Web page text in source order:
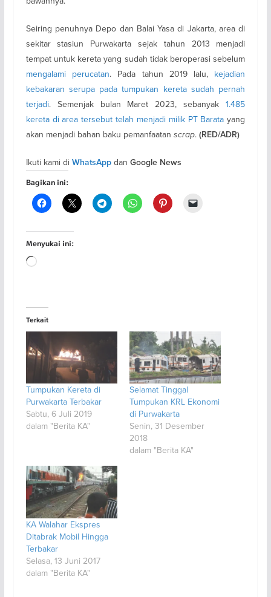
Seiring penuhnya Depo dan Balai Yasa di Jakarta, area di
sekitar stasiun Purwakarta sejak tahun 2013 menjadi
tempat untuk kereta yang sudah tidak beroperasi sebelum
mengalami perucatan. Pada tahun 2019 lalu, kejadian
kebakaran serupa pada tumpukan kereta sudah pernah
terjadi. Semenjak bulan Maret 2023, sebanyak1.485
kereta di area tersebut telah menjadi milik PT Barata yang
akan menjadi bahan baku pemanfaatan scrap. (RED/ADR)
Ikuti kami di WhatsAppdan Google News
Bagikan ini:
Menyukai ini:
Memuat...
Terkait
Tumpukan Kereta di
Purwakarta Terbakar
Sabtu, 6 Juli 2019
dalam "Berita KA"
Selamat Tinggal
Tumpukan KRL Ekonomi
di Purwakarta
Senin, 31 Desember
2018
dalam "Berita KA"
KA Walahar Ekspres
Ditabrak Mobil Hingga
Terbakar
Selasa, 13 Juni 2017
dalam "Berita KA"